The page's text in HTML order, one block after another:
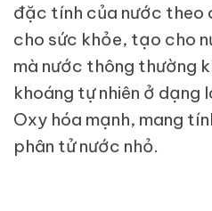
đặc tính của nước theo
cho sức khỏe, tạo cho
mà nước thông thường
khoáng tự nhiên ở dạng
Oxy hóa mạnh, mang
phân tử nước nhỏ.